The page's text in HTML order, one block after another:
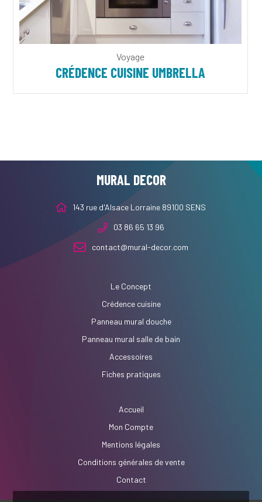
Voyage
CRÉDENCE CUISINE UMBRELLA
MURAL DECOR
143 rue d'Alsace Lorraine 89100 SENS
03 86 65 13 96
contact@mural-decor.com
Le Concept
Crédence cuisine
Panneau mural douche
Panneau mural salle de bain
Accessoires
Fiches pratiques
Accueil
Mon Compte
Mentions légales
Conditions générales de vente
Contact